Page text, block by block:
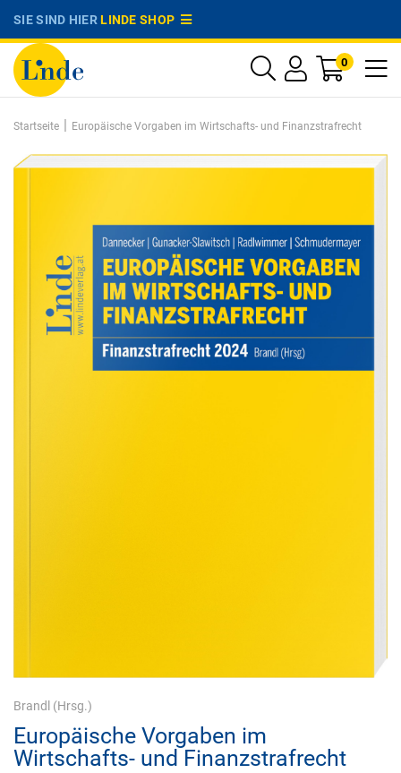
SIE SIND HIERLINDE SHOP
0
Startseite | Europäische Vorgaben im Wirtschafts- und Finanzstrafrecht
Brandl (Hrsg.)
Europäische Vorgaben im
Wirtschafts- und Finanzstrafrecht